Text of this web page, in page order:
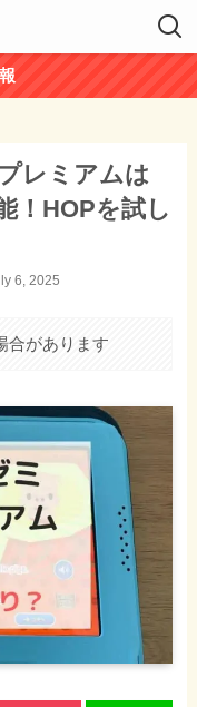
レミアムは
！HOPを試し
6, 2025
合があります